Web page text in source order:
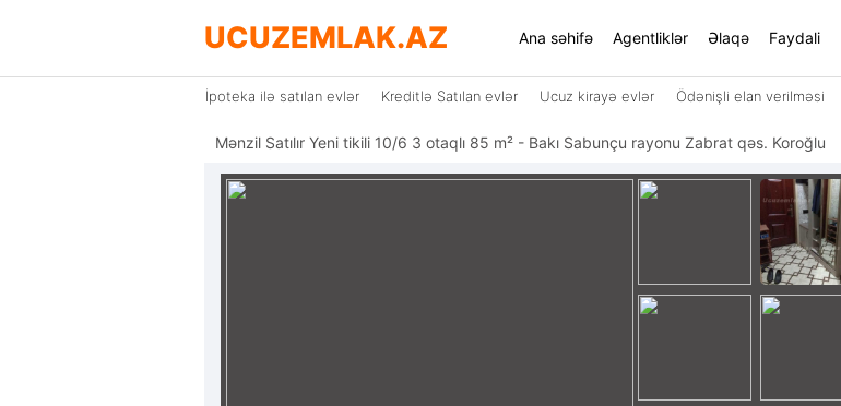
UCUZEMLAK.AZ Ana səhifə Agentliklər Əlaqə Faydali
İpoteka ilə satılan evlər Kreditlə Satılan evlər Ucuz kirayə evlər Ödənişli elan verilməsi
Mənzil Satılır Yeni tikili 10/6 3 otaqlı 85 m² - Bakı Sabunçu rayonu Zabrat qəs. Koroğlu